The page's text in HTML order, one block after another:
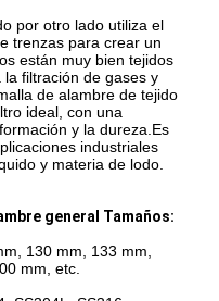
por otro lado utiliza el
trenzas para crear un
están muy bien tejidos
filtración de gases y
de alambre de tejido
ideal, con una
y la dureza.Es
industriales
y materia de lodo.
general Tamaños:
130 mm, 133 mm,
mm, etc.